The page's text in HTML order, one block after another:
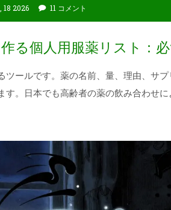
18 2026 11 コメント
る個人用服薬リスト：
ツールです。薬の名前、量、理由、サ
す。日本でも高齢者の薬の飲み合わせに